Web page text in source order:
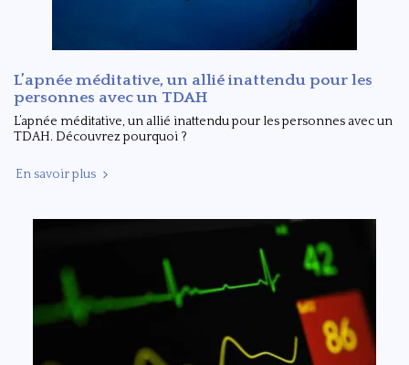
L’apnée méditative, un allié inattendu pour les
personnes avec un TDAH
L’apnée méditative, un allié inattendu pour les personnes avec un
TDAH. Découvrez pourquoi ?
En savoir plus